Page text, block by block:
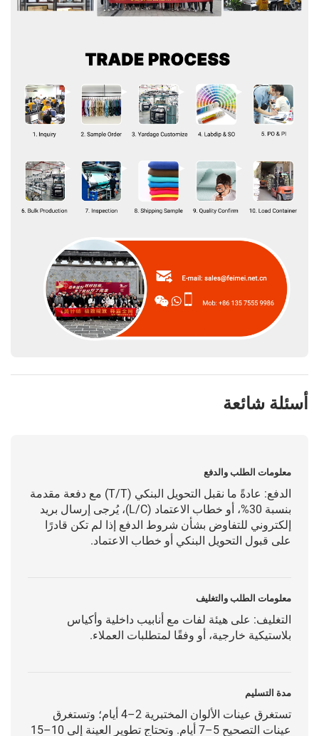
أسئلة شائعة
معلومات الطلب والدفع
الدفع: عادةً ما نقبل التحويل البنكي (T/T) مع دفعة مقدمة
بنسبة 30%، أو خطاب الاعتماد (L/C)، يُرجى إرسال بريد
إلكتروني للتفاوض بشأن شروط الدفع إذا لم تكن قادرًا
على قبول التحويل البنكي أو خطاب الاعتماد.
معلومات الطلب والتغليف
التغليف: على هيئة لفات مع أنابيب داخلية وأكياس
بلاستيكية خارجية، أو وفقًا لمتطلبات العملاء.
مدة التسليم
تستغرق عينات الألوان المختبرية 2–4 أيام؛ وتستغرق
عينات التصحيح 5–7 أيام. وتحتاج تطوير العينة إلى 10–15